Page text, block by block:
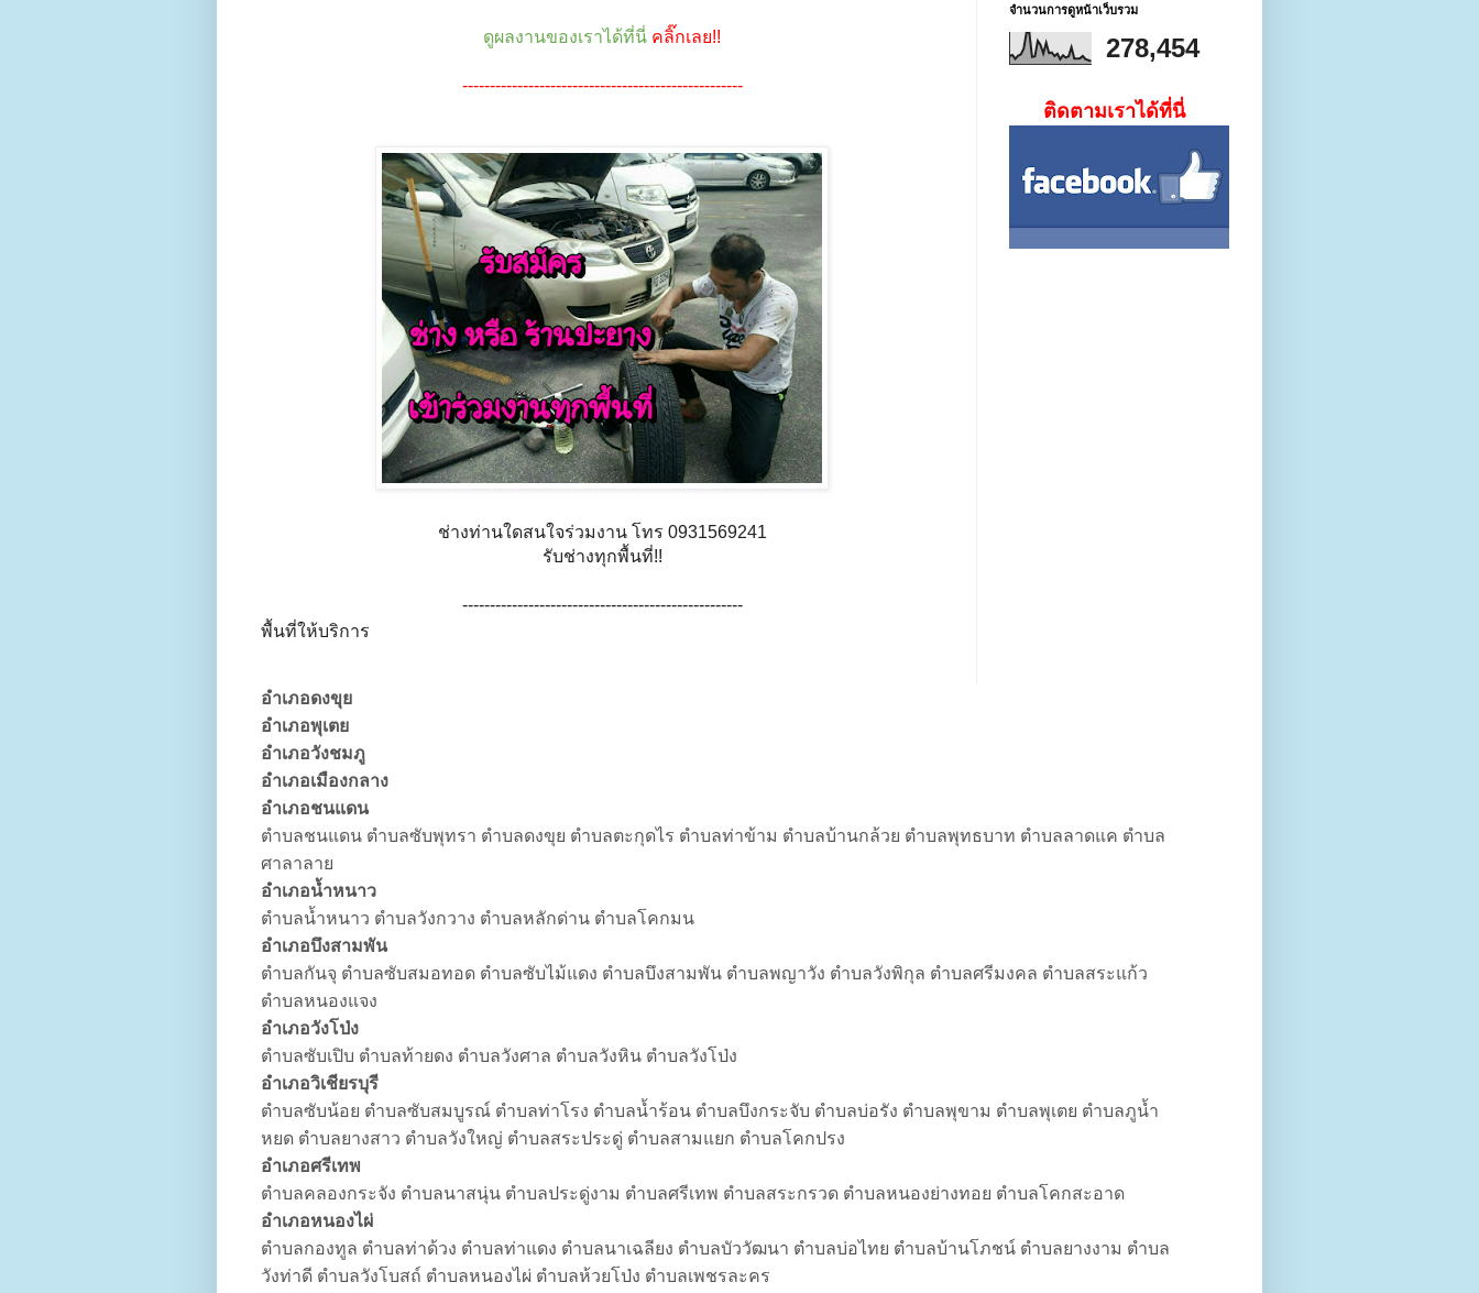
ดูผลงานของเราได้ที่นี่ คลิ๊กเลย!!
---------------------------------------------------
ช่างท่านใดสนใจร่วมงาน โทร 0931569241
รับช่างทุกพื้นที่!!
---------------------------------------------------
พื้นที่ให้บริการ
อำเภอดงขุย
อำเภอพุเตย
อำเภอวังชมภู
อำเภอเมืองกลาง
อำเภอชนแดน
ตำบลชนแดน ตำบลซับพุทรา ตำบลดงขุย ตำบลตะกุดไร ตำบลท่าข้าม ตำบลบ้านกล้วย ตำบลพุทธบาท ตำบลลาดแค ตำบล
ศาลาลาย
อำเภอน้ำหนาว
ตำบลน้ำหนาว ตำบลวังกวาง ตำบลหลักด่าน ตำบลโคกมน
อำเภอบึงสามพัน
ตำบลกันจุ ตำบลซับสมอทอด ตำบลซับไม้แดง ตำบลบึงสามพัน ตำบลพญาวัง ตำบลวังพิกุล ตำบลศรีมงคล ตำบลสระแก้ว
ตำบลหนองแจง
อำเภอวังโป่ง
ตำบลซับเปิบ ตำบลท้ายดง ตำบลวังศาล ตำบลวังหิน ตำบลวังโป่ง
อำเภอวิเชียรบุรี
ตำบลซับน้อย ตำบลซับสมบูรณ์ ตำบลท่าโรง ตำบลน้ำร้อน ตำบลบึงกระจับ ตำบลบ่อรัง ตำบลพุขาม ตำบลพุเตย ตำบลภูน้ำ
หยด ตำบลยางสาว ตำบลวังใหญ่ ตำบลสระประดู่ ตำบลสามแยก ตำบลโคกปรง
อำเภอศรีเทพ
ตำบลคลองกระจัง ตำบลนาสนุ่น ตำบลประดู่งาม ตำบลศรีเทพ ตำบลสระกรวด ตำบลหนองย่างทอย ตำบลโคกสะอาด
อำเภอหนองไผ่
ตำบลกองทูล ตำบลท่าด้วง ตำบลท่าแดง ตำบลนาเฉลียง ตำบลบัววัฒนา ตำบลบ่อไทย ตำบลบ้านโภชน์ ตำบลยางงาม ตำบล
วังท่าดี ตำบลวังโบสถ์ ตำบลหนองไผ่ ตำบลห้วยโป่ง ตำบลเพชรละคร
จำนวนการดูหน้าเว็บรวม
278,454
ติดตามเราได้ที่นี่